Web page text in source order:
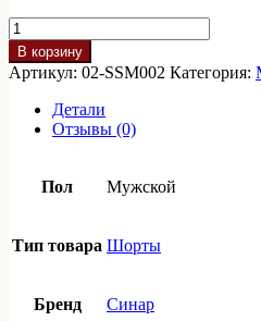
Количество
товара
Мужские
шорты
В корзину
Артикул: 02-SSM002 Категория:
Детали
Отзывы (0)
Пол Мужской
Тип товара Шорты
Бренд Синар